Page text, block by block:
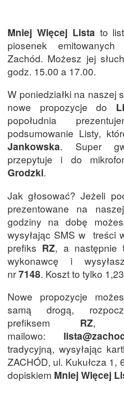
Mniej Więcej Lista to
piosenek
Zachód. Możesz jej
godz. 15.00 a 17.00.
W poniedziałki na naszej
nowe propozycje do
popołudnia
podsumowanie Listy,
Jankowska. Super
przepytuje i do
Grodzki.
Jak głosować? Jeżeli
prezentowane na
godziny na dobę
wysyłając SMS w treści
prefiks RZ, a następnie
wykonawcę i
nr7148. Koszt to tylko
Nowe propozycje
samą drogą,
prefiksem RZ,
mailowo:
tradycyjną, wysyłając
ZACHÓD, ul. Kukułcza 1,
dopiskiem Mniej Więcej